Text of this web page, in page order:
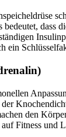
ein
den
Fitness und